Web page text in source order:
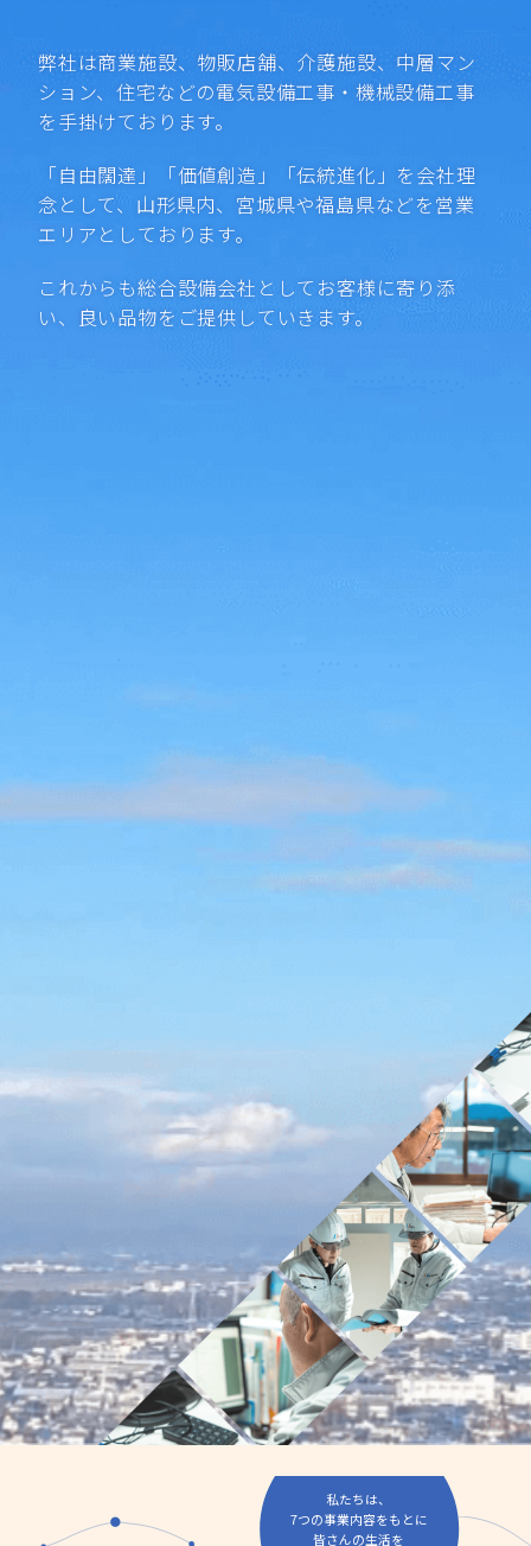
弊社は商業施設、物販店舗、介護施設、中層マン
ション、住宅などの電気設備工事・機械設備工事
を手掛けております。
「自由闊達」「価値創造」「伝統進化」 を会社理
念として、 山形県内、宮城県や福島県などを営業
エリアとしております。
これからも総合設備会社としてお客様に寄り添
い、良い品物をご提供していきます。
私たちは、
7つの事業内容をもとに
皆さんの生活を